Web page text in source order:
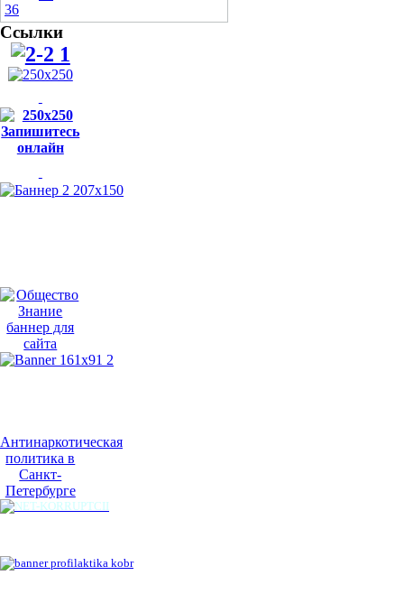
Ссылки
Антинаркотическая
политика в
Санкт-
Петербурге